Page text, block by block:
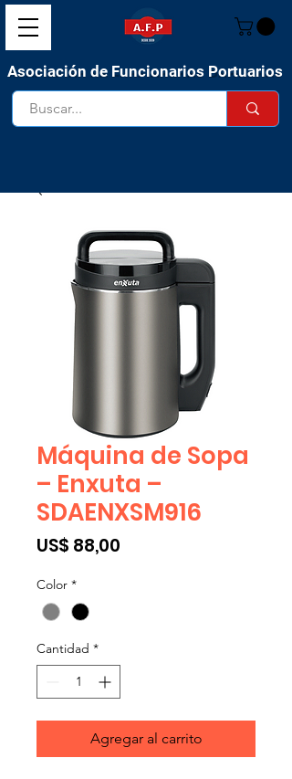
Asociación de Funcionarios Portuarios
Máquina de Sopa
– Enxuta –
SDAENXSM916
US$ 88,00
Color *
Cantidad *
Agregar al carrito